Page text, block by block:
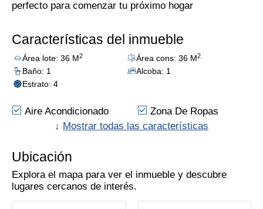
perfecto para comenzar tu próximo hogar
Características del inmueble
Área lote: 36 M2 Área cons: 36 M2
Baño: 1
Alcoba: 1
Estrato: 4
Aire Acondicionado
Zona De Ropas
Puerta De Seguridad
Parques Cercanos
Gas Natural
Cocina Semi Integral
Piso En Cerámica
↓ Mostrar todas las características
Ubicación
Explora el mapa para ver el inmueble y descubre
lugares cercanos de interés.